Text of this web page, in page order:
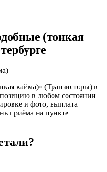
(тонкая
кайма)» (Транзисторы) в
в любом состоянии
и фото, выплата
приёма на пункте